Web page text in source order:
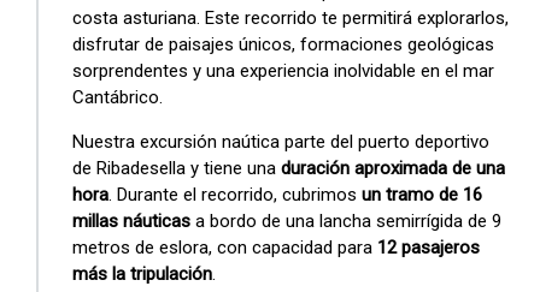
costa asturiana. Este recorrido te permitirá explorarlos,
disfrutar de paisajes únicos, formaciones geológicas
sorprendentes y una experiencia inolvidable en el mar
Cantábrico.
Nuestra excursión naútica parte del puerto deportivo
de Ribadesella y tiene unaduración aproximada de una
hora. Durante el recorrido, cubrimosun tramo de 16
millas náuticas a bordo de una lancha semirrígida de 9
metros de eslora, con capacidad para 12 pasajeros
más la tripulación.